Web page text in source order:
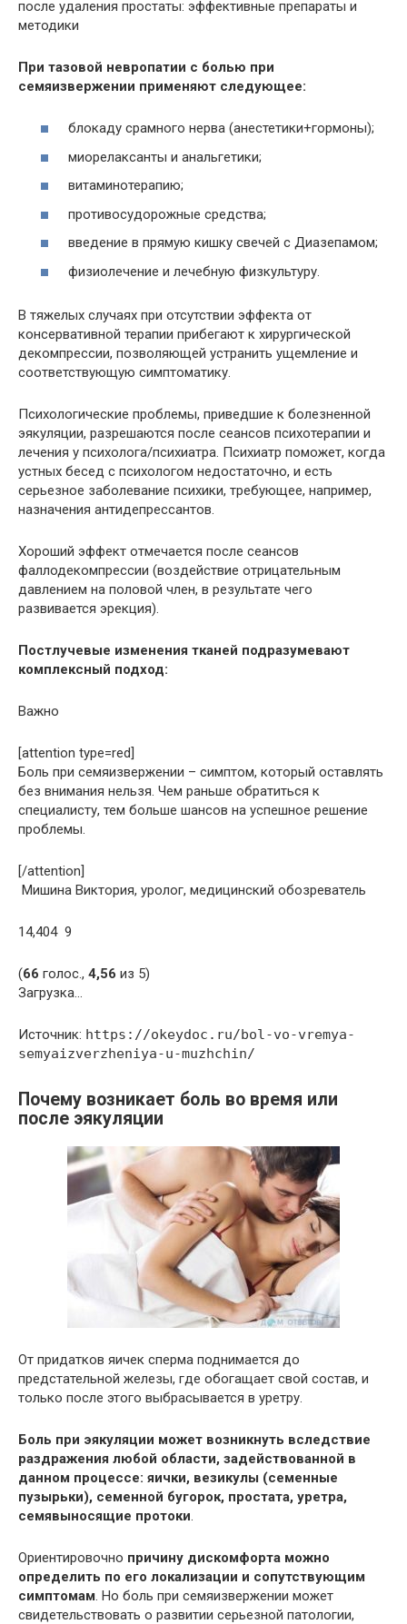
после удаления простаты: эффективные препараты и
методики
При тазовой невропатии с болью при
семяизвержении применяют следующее:
блокаду срамного нерва (анестетики+гормоны);
миорелаксанты и анальгетики;
витаминотерапию;
противосудорожные средства;
введение в прямую кишку свечей с Диазепамом;
физиолечение и лечебную физкультуру.
В тяжелых случаях при отсутствии эффекта от
консервативной терапии прибегают к хирургической
декомпрессии, позволяющей устранить ущемление и
соответствующую симптоматику.
Психологические проблемы, приведшие к болезненной
эякуляции, разрешаются после сеансов психотерапии и
лечения у психолога/психиатра. Психиатр поможет, когда
устных бесед с психологом недостаточно, и есть
серьезное заболевание психики, требующее, например,
назначения антидепрессантов.
Хороший эффект отмечается после сеансов
фаллодекомпрессии (воздействие отрицательным
давлением на половой член, в результате чего
развивается эрекция).
Постлучевые изменения тканей подразумевают
комплексный подход:
Важно
[attention type=red]
Боль при семяизвержении – симптом, который оставлять
без внимания нельзя. Чем раньше обратиться к
специалисту, тем больше шансов на успешное решение
проблемы.
[/attention]
Мишина Виктория, уролог, медицинский обозреватель
14,404 9
(66 голос., 4,56 из 5)
Загрузка…
Источник: https://okeydoc.ru/bol-vo-vremya-
semyaizverzheniya-u-muzhchin/
Почему возникает боль во время или
после эякуляции
От придатков яичек сперма поднимается до
предстательной железы, где обогащает свой состав, и
только после этого выбрасывается в уретру.
Боль при эякуляции может возникнуть вследствие
раздражения любой области, задействованной в
данном процессе: яички, везикулы (семенные
пузырьки), семенной бугорок, простата, уретра,
семявыносящие протоки.
Ориентировочно причину дискомфорта можно
определить по его локализации и сопутствующим
симптомам. Но боль при семяизвержении может
свидетельствовать о развитии серьезной патологии,